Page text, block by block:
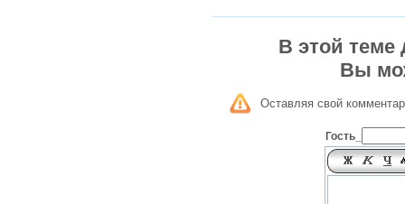
В этой теме
Вы
Оставляя свой
Гость_